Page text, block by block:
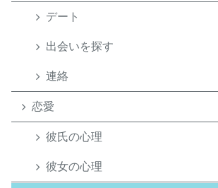
デート
出会いを探す
連絡
恋愛
彼氏の心理
彼女の心理